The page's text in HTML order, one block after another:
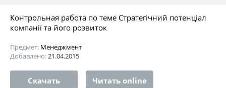
Контрольная работа по теме Стратегічний потенціал
компанії та його розвиток
Предмет: Менеджмент
Добавлено:21.04.2015
Скачать Читать online